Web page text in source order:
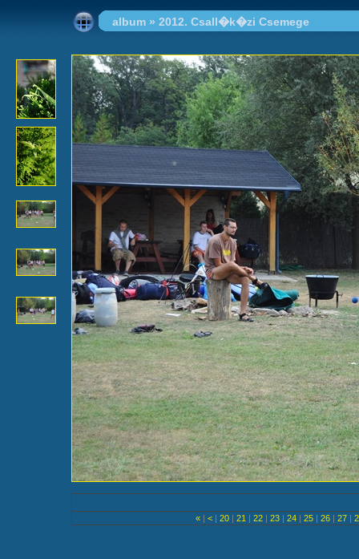
album » 2012. Csall�k�zi Csemege
« | < | 20 | 21 | 22 | 23 | 24 | 25 | 26 | 27 |